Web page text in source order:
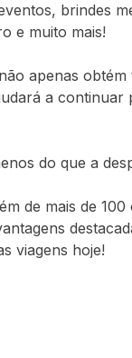
brindes
e muito mais!
apenas obtém
a continuar
do que a
de mais de
viagens hoje!